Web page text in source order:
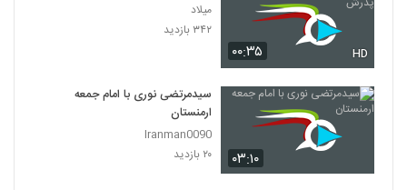
۰۰:۳۵ HD
میلاد
۳۴۲ بازدید
۰۳:۱۰
سیدمرتضی نوری با امام جمعه
ارمنستان
Iranman0090
۲۰ بازدید